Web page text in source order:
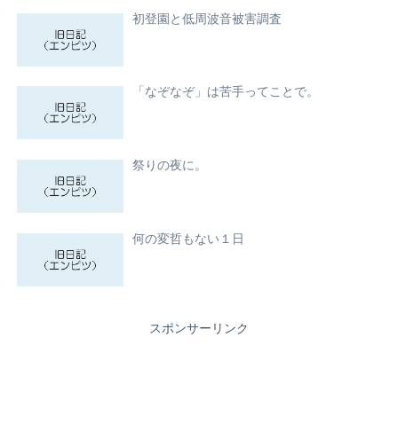
初登園と低周波音被害調査
「なぞなぞ」は苦手ってことで。
祭りの夜に。
何の変哲もない１日
スポンサーリンク